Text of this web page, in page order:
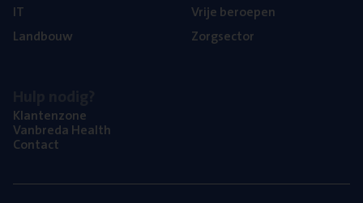
IT
Land­bouw
Vrije beroe­pen
Zorg­sec­tor
Klan­ten­zo­ne
Van­b­re­da Health
Con­tact